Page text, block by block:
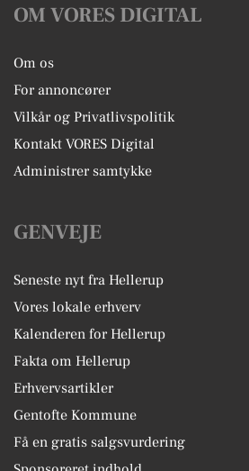
OM VORES DIGITAL
Om os
For annoncører
Vilkår og Privatlivspolitik
Kontakt VORES Digital
Administrer samtykke
GENVEJE
Seneste nyt fra Hellerup
Vores lokale erhverv
Kalenderen for Hellerup
Fakta om Hellerup
Erhvervsartikler
Gentofte Kommune
Få en gratis salgsvurdering